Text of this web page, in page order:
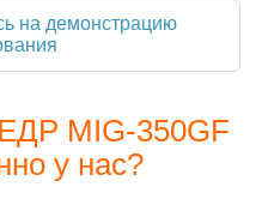
на демонстрацию
MIG-350GF
у нас?